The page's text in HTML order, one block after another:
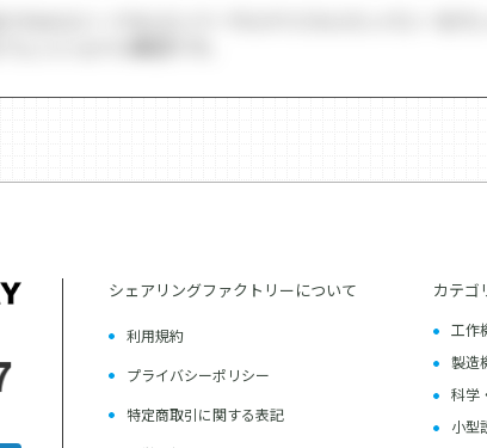
シェアリングファクトリーについて
利用規約
プライバシーポリシー
特定商取引に関する表記
カテゴ
工作
製造
科学
小型